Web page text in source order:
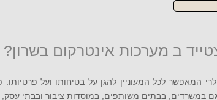
ב מערכות אינטרקום בשרון?
המאפשר לכל המעוניין להגן על בטיחותו ועל
במשרדים, בבתים משותפים, במוסדות ציבור ובבתי עסק,